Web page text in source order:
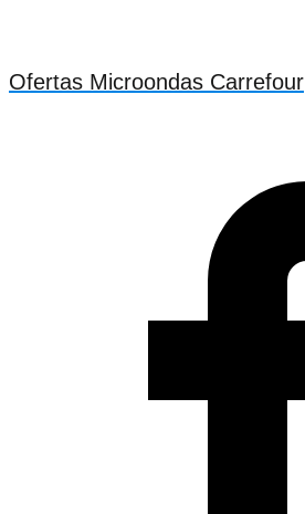
Ofertas Microondas Carrefour